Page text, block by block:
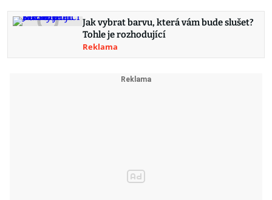
Jak vybrat barvu, která vám bude slušet?
Tohle je rozhodující
Reklama